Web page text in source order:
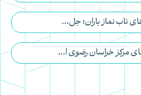
ناب نماز باران؛ جل...
مرکز خراسان رضوی ا...